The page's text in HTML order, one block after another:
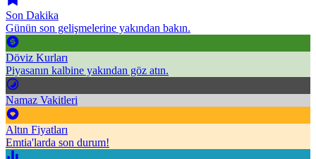
Son Dakika
Günün son gelişmelerine yakından bakın.
Döviz Kurları
Piyasanın kalbine yakından göz atın.
Namaz Vakitleri
Altın Fiyatları
Emtia'larda son durum!